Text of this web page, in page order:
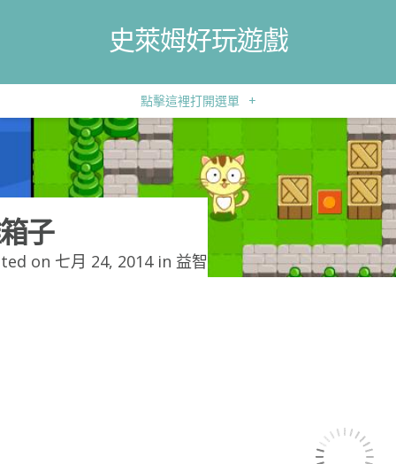
史萊姆好玩遊戲
點擊這裡打開選單 +
子
on 七月 24, 2014 in 益智